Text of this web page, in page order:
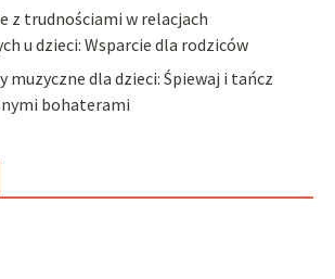
z trudnościami w relacjach
u dzieci: Wsparcie dla rodziców
muzyczne dla dzieci: Śpiewaj i tańcz
bohaterami